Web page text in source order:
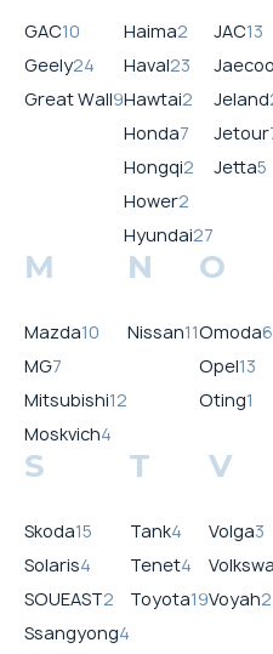
GAC10
Geely24
Great Wall9
Haima2
Haval23
Hawtai2
Honda7
Hongqi2
Hower2
Hyundai27
JAC13
Jaecoo
Jeland
Jetour
Jetta5
M
Mazda10
MG7
Mitsubishi12
Moskvich4
N
Nissan11
O
Omoda6
Opel13
Oting1
S
Skoda15
Solaris4
SOUEAST2
Ssangyong4
T
Tank4
Tenet4
Toyota19
V
Volga3
Voyah2